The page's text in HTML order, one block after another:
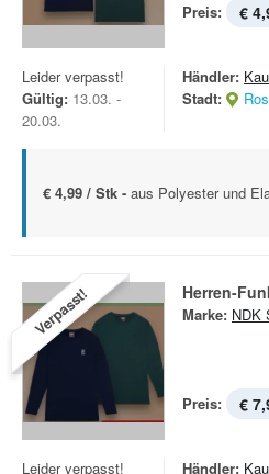
Preis: €
Leider verpasst!
Gültig: 13.03. -
20.03.
Händler:
Stadt:
€ 4,99 / Stk - aus Polyester und
Verpasst! Herren-
Marke: NDK
Preis: €
Leider verpasst!
Händler: